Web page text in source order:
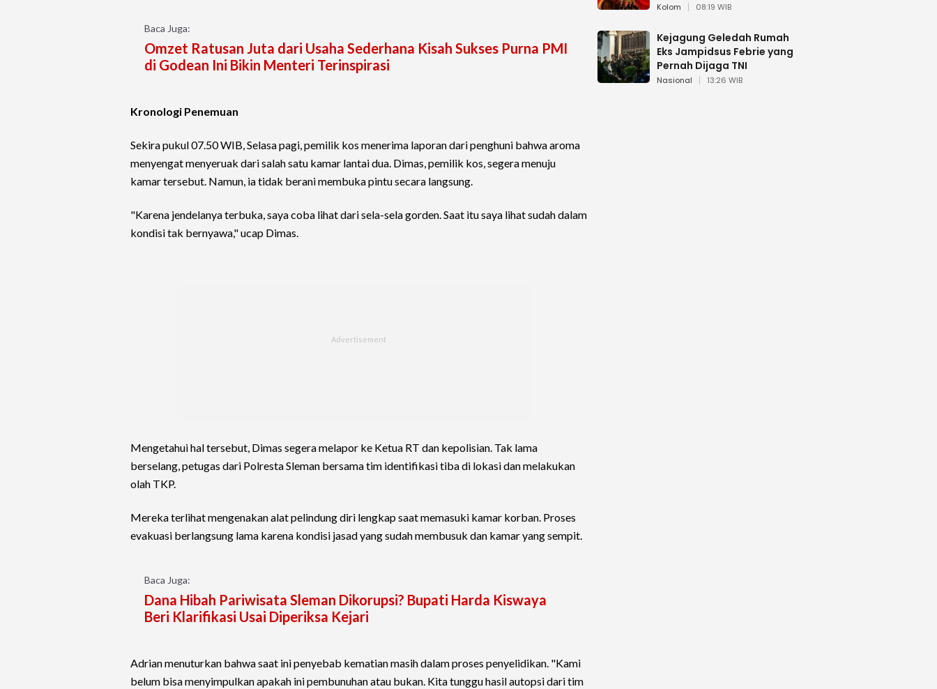
Baca Juga:
Omzet Ratusan Juta dari Usaha Sederhana Kisah Sukses Purna PMI
di Godean Ini Bikin Menteri Terinspirasi
Kronologi Penemuan
Sekira pukul 07.50 WIB, Selasa pagi, pemilik kos menerima laporan dari penghuni bahwa aroma
menyengat menyeruak dari salah satu kamar lantai dua. Dimas, pemilik kos, segera menuju
kamar tersebut. Namun, ia tidak berani membuka pintu secara langsung.
"Karena jendelanya terbuka, saya coba lihat dari sela-sela gorden. Saat itu saya lihat sudah dalam
kondisi tak bernyawa," ucap Dimas.
Mengetahui hal tersebut, Dimas segera melapor ke Ketua RT dan kepolisian. Tak lama
berselang, petugas dari Polresta Sleman bersama tim identifikasi tiba di lokasi dan melakukan
olah TKP.
Mereka terlihat mengenakan alat pelindung diri lengkap saat memasuki kamar korban. Proses
evakuasi berlangsung lama karena kondisi jasad yang sudah membusuk dan kamar yang sempit.
Baca Juga:
Dana Hibah Pariwisata Sleman Dikorupsi? Bupati Harda Kiswaya
Beri Klarifikasi Usai Diperiksa Kejari
Adrian menuturkan bahwa saat ini penyebab kematian masih dalam proses penyelidikan. "Kami
belum bisa menyimpulkan apakah ini pembunuhan atau bukan. Kita tunggu hasil autopsi dari tim
Kolom 08:19 WIB
Kejagung Geledah Rumah
Eks Jampidsus Febrie yang
Pernah Dijaga TNI
Nasional 13:26 WIB